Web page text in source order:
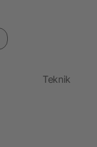
Teknik